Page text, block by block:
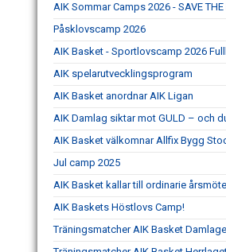
AIK Sommar Camps 2026 - SAVE THE
Påsklovscamp 2026
AIK Basket - Sportlovscamp 2026
AIK spelarutvecklingsprogram
AIK Basket anordnar AIK Ligan
AIK Damlag siktar mot GULD – och
AIK Basket välkomnar Allfix Bygg
Jul camp 2025
AIK Basket kallar till ordinarie
AIK Baskets Höstlovs Camp!
Träningsmatcher AIK Basket